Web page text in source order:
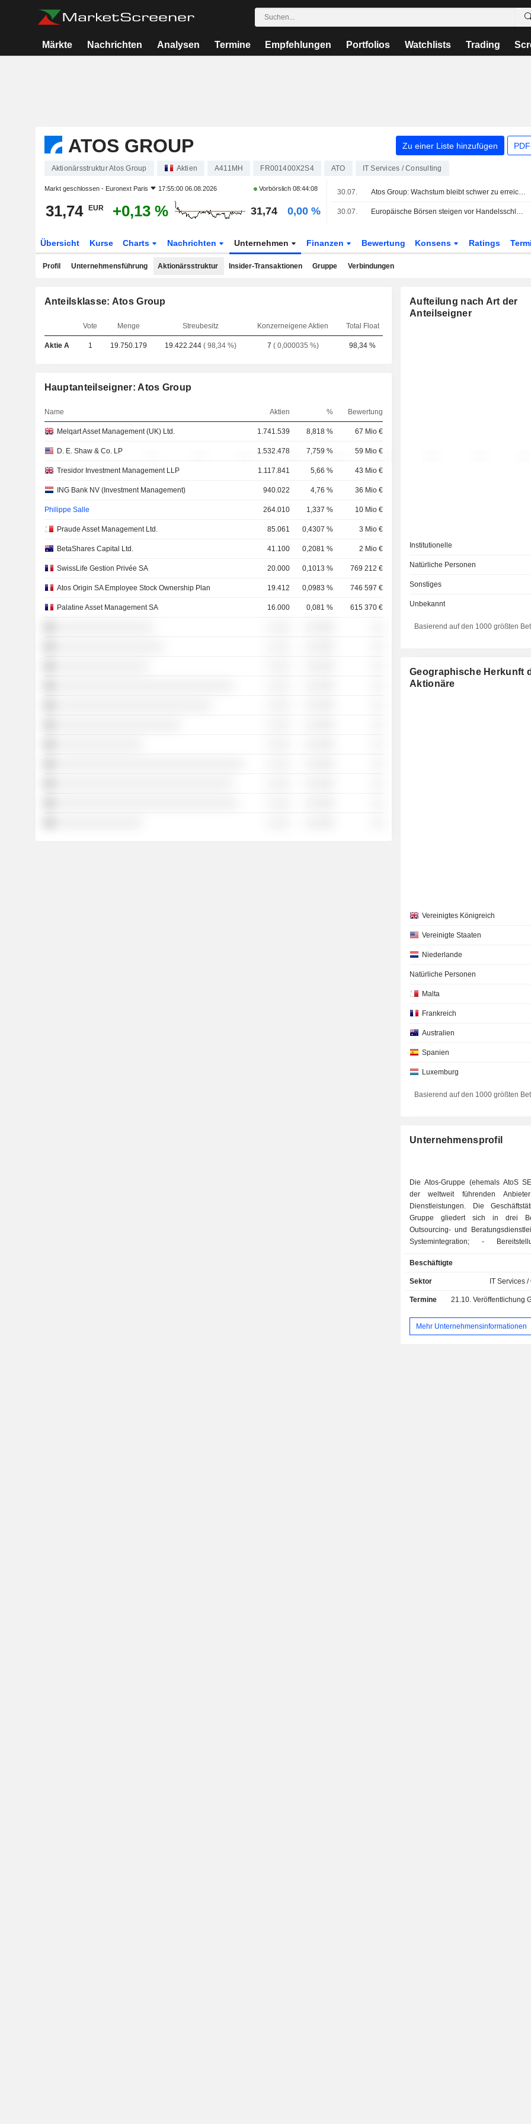
Märkte Nachrichten Analysen Termine Empfehlungen Portfolios Watchlists Trading
ATOS GROUP Zu einer Liste hinzufügen
Aktionärsstruktur Atos Group Aktien A411MH FR001400X2S4 ATO IT Services / Consulting
Markt geschlossen - Euronext Paris 17:55:00 06.08.2026 Vorbörslich 08:44:08
31,74 EUR +0,13 % 31,74 0,00 %
30.07. Atos Group: Wachstum bleibt schwer zu erreichen
30.07. Europäische Börsen steigen vor Handelsschluss, Stoxx-600-Index 0,91% im Plus
Übersicht Kurse Charts Nachrichten Unternehmen Finanzen Bewertung Konsens Ratings
Profil Unternehmensführung Aktionärsstruktur Insider-Transaktionen Gruppe Verbindungen
Anteilsklasse: Atos Group
Vote Menge Streubesitz Konzerneigene Aktien Total Float
Aktie A 1 19.750.179 19.422.244 ( 98,34 %) 7 ( 0,000035 %) 98,34 %
Hauptanteilseigner: Atos Group
Name Aktien % Bewertung
Melqart Asset Management (UK) Ltd. 1.741.539 8,818 % 67 Mio €
D. E. Shaw & Co. LP 1.532.478 7,759 % 59 Mio €
Tresidor Investment Management LLP 1.117.841 5,66 % 43 Mio €
ING Bank NV (Investment Management) 940.022 4,76 % 36 Mio €
Philippe Salle 264.010 1,337 % 10 Mio €
Praude Asset Management Ltd. 85.061 0,4307 % 3 Mio €
BetaShares Capital Ltd. 41.100 0,2081 % 2 Mio €
SwissLife Gestion Privée SA 20.000 0,1013 % 769 212 €
Atos Origin SA Employee Stock Ownership Plan 19.412 0,0983 % 746 597 €
Palatine Asset Management SA 16.000 0,081 % 615 370 €
Aufteilung nach Art der
Anteilseigner
Institutionelle
Natürliche Personen
Sonstiges
Unbekannt
Basierend auf den 1000 größten
Geographische Herkunft
Aktionäre
Vereinigtes Königreich
Vereinigte Staaten
Niederlande
Natürliche Personen
Malta
Frankreich
Australien
Spanien
Luxemburg
Basierend auf den 1000 größten
Unternehmensprofil
Die Atos-Gruppe (ehemals AtoS
der weltweit führenden
Dienstleistungen. Die
Gruppe gliedert sich in drei
Outsourcing- und
Systemintegration; - Bereitstellung von
elektronischer
Fernzahlungsmanagement,
der Konzern den Bereich der
Beschäftigte
Sektor IT Services
Termine 21.10. Veröffentlichung
Mehr Unternehmensinformationen